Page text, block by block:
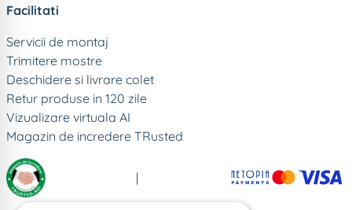
Facilitati
Servicii de montaj
Trimitere mostre
Deschidere si livrare colet
Retur produse in 120 zile
Vizualizare virtuala AI
Magazin de incredere TRusted
|